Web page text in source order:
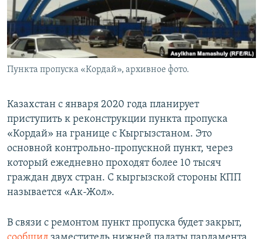
Пункта пропуска «Кордай», архивное фото.
Казахстан с января 2020 года планирует
приступить к реконструкции пункта пропуска
«Кордай» на границе с Кыргызстаном. Это
основной контрольно-пропускной пункт, через
который ежедневно проходят более 10 тысяч
граждан двух стран. С кыргызской стороны КПП
называется «Ак-Жол».
В связи с ремонтом пункт пропуска будет закрыт,